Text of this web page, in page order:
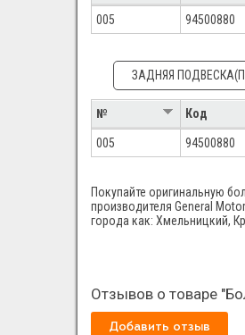
005 94500880
ЗАДНЯЯ
№ Код
005 94500880
Покупайте оригинальную
производителя General
города как: Хмельницкий,
Отзывов о товаре
Добавить отзыв